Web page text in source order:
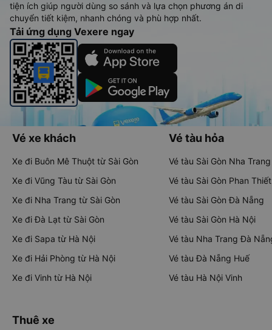
tiện ích giúp người dùng so sánh và lựa chọn phương án di
chuyển tiết kiệm, nhanh chóng và phù hợp nhất.
Tải ứng dụng Vexere ngay
Vé xe khách
Xe đi Buôn Mê Thuột từ Sài Gòn
Xe đi Vũng Tàu từ Sài Gòn
Xe đi Nha Trang từ Sài Gòn
Xe đi Đà Lạt từ Sài Gòn
Xe đi Sapa từ Hà Nội
Xe đi Hải Phòng từ Hà Nội
Xe đi Vinh từ Hà Nội
Vé tàu hỏa
Vé tàu Sài Gòn Nha Trang
Vé tàu Sài Gòn Phan Thiết
Vé tàu Sài Gòn Đà Nẵng
Vé tàu Sài Gòn Hà Nội
Vé tàu Nha Trang Đà
Vé tàu Đà Nẵng Huế
Vé tàu Hà Nội Vinh
Thuê xe